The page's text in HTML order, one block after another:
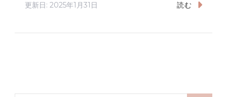
更新日: 2025年1月31日 読む